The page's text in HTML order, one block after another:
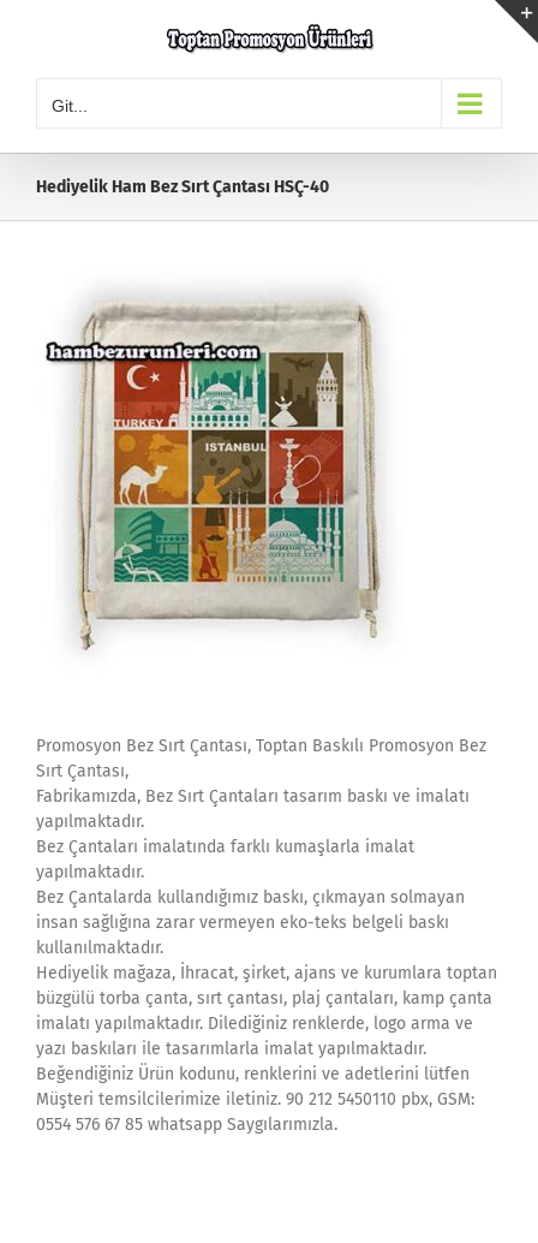
Git...
Hediyelik Ham Bez Sırt Çantası HSÇ-40
Promosyon Bez Sırt Çantası, Toptan Baskılı Promosyon Bez
Sırt Çantası,
Fabrikamızda, Bez Sırt Çantaları tasarım baskı ve imalatı
yapılmaktadır.
Bez Çantaları imalatında farklı kumaşlarla imalat
yapılmaktadır.
Bez Çantalarda kullandığımız baskı, çıkmayan solmayan
insan sağlığına zarar vermeyen eko-teks belgeli baskı
kullanılmaktadır.
Hediyelik mağaza, İhracat, şirket, ajans ve kurumlara toptan
büzgülü torba çanta, sırt çantası, plaj çantaları, kamp çanta
imalatı yapılmaktadır. Dilediğiniz renklerde, logo arma ve
yazı baskıları ile tasarımlarla imalat yapılmaktadır.
Beğendiğiniz Ürün kodunu, renklerini ve adetlerini lütfen
Müşteri temsilcilerimize iletiniz. 90 212 5450110 pbx, GSM:
0554 576 67 85 whatsapp Saygılarımızla.